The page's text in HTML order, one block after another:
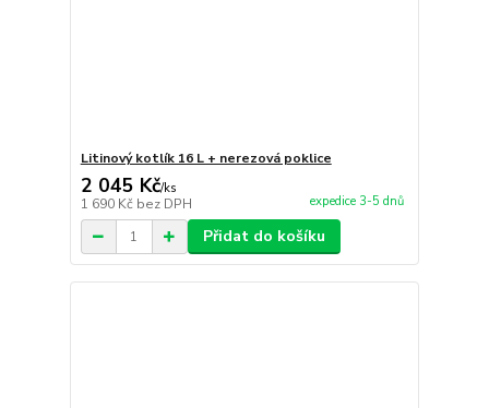
Litinový kotlík 16 L + nerezová poklice
2 045 Kč/ks
1 690 Kč bez DPH expedice 3-5 dnů
Přidat do košíku